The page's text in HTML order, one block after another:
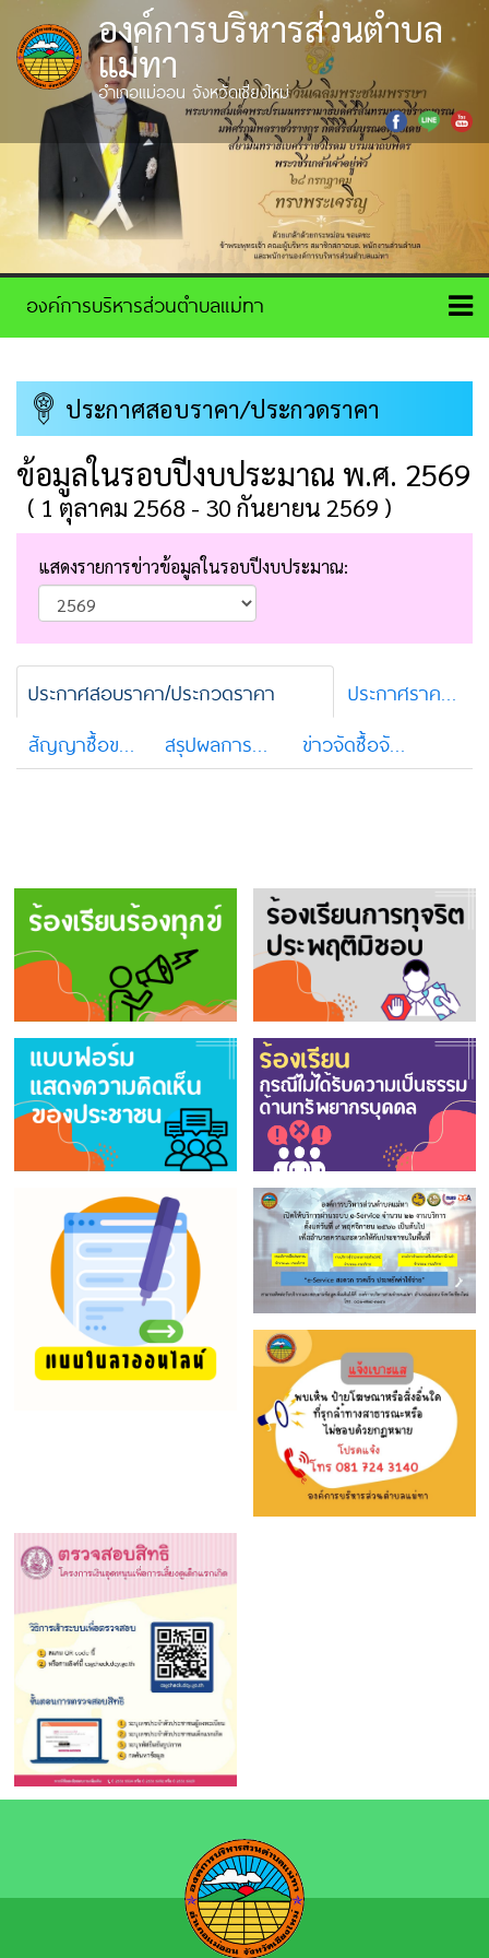
องค์การบริหารส่วนตำบล
แม่ทา
อำเภอแม่ออน จังหวัดเชียงใหม่
ประกาศสอบราคา/ประกวดราคา
ข้อมูลในรอบปีงบประมาณ พ.ศ. 2569
( 1 ตุลาคม 2568 - 30 กันยายน 2569 )
แสดงรายการข่าวข้อมูลในรอบปีงบประมาณ:
ประกาศสอบราคา/ประกวดราคา
ประกาศราคากลาง
สัญญาซื้อขายและสัญญาจ้าง
สรุปผลการจัดซื้อจัดจ้าง ข่าวจัดซื้อจัดจ้างจากระบบ e-GP